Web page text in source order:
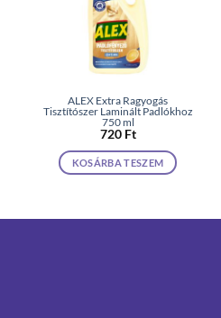
ALEX Extra Ragyogás
Tisztítószer Laminált Padlókhoz
750 ml
720 Ft
KOSÁRBA TESZEM